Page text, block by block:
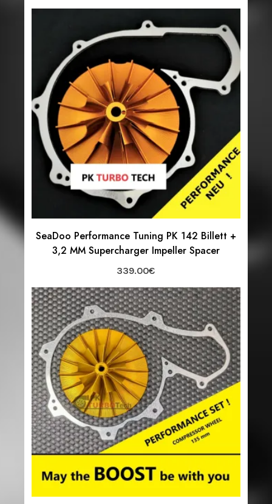
SeaDoo Performance Tuning PK 142 Billett +
3,2 MM Supercharger Impeller Spacer
339.00€